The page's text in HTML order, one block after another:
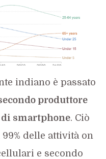
indiano è passato
produttore
di smartphone. Ciò
delle attività on
e secondo